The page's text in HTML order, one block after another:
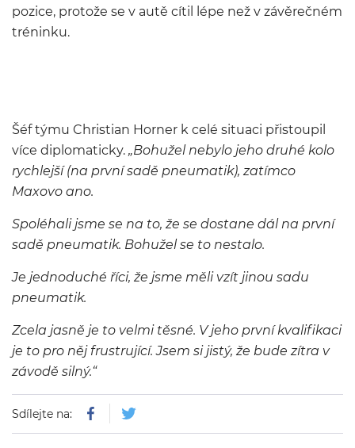
pozice, protože se v autě cítil lépe než v závěrečném
tréninku.
Šéf týmu Christian Horner k celé situaci přistoupil
více diplomaticky. „Bohužel nebylo jeho druhé kolo
rychlejší (na první sadě pneumatik), zatímco
Maxovo ano.
Spoléhali jsme se na to, že se dostane dál na první
sadě pneumatik. Bohužel se to nestalo.
Je jednoduché říci, že jsme měli vzít jinou sadu
pneumatik.
Zcela jasně je to velmi těsné. V jeho první kvalifikaci
je to pro něj frustrující. Jsem si jistý, že bude zítra v
závodě silný.“
Sdílejte na: